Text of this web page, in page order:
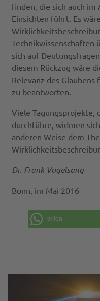
finden, die sich auch
Einsichten führt. Es
Technikwissenschaften
sich auf
diesem Rückzug wäre
Relevanz des
zu beantworten.
Viele Tagungsprojekte,
durchführe, widmen
anderen Weise dem
Dr. Frank Vogelsang
Bonn, im Mai 2016
teilen